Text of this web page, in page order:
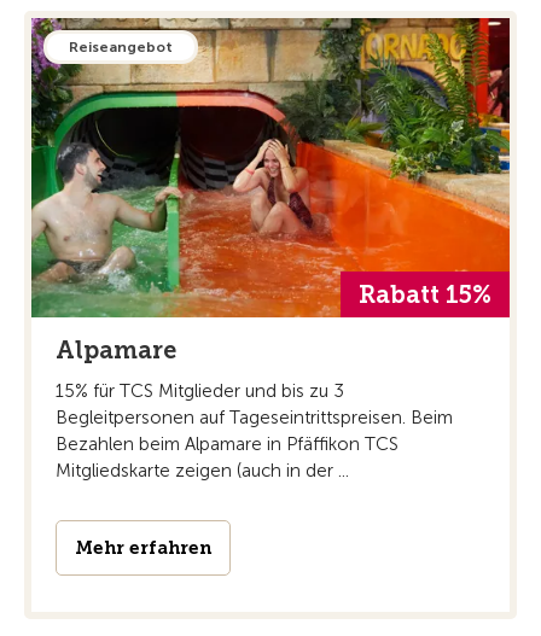
Reiseangebot
Rabatt 15%
Alpamare
15% für TCS Mitglieder und bis zu 3
Begleitpersonen auf Tageseintrittspreisen. Beim
Bezahlen beim Alpamare in Pfäffikon TCS
Mitgliedskarte zeigen (auch in der ...
Mehr erfahren